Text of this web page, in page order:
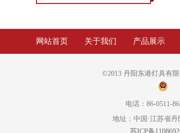
网站首页 关于我们 产品展示
©2013 丹阳东港灯具有
电话：86-0511-
地址：中国·江苏省
苏ICP备